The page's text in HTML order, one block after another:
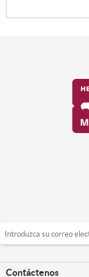
Contáctenos